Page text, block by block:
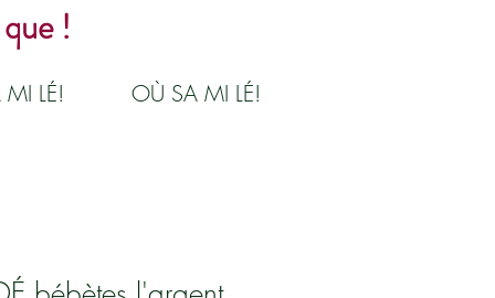
!
MI LÉ! OÙ SA MI LÉ!